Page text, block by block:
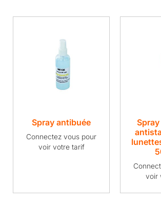
Spray antibuée
Connectez vous pour
voir votre tarif
voir